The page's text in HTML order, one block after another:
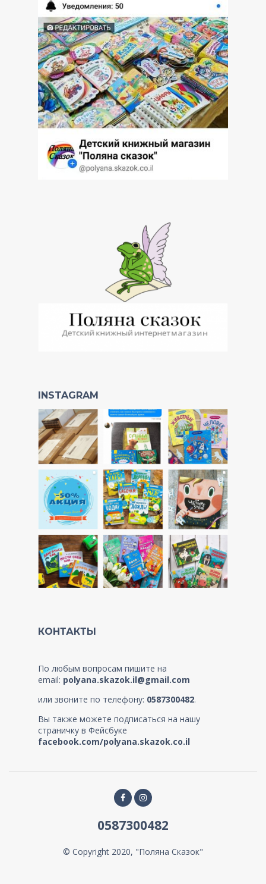
INSTAGRAM
КОНТАКТЫ
По любым вопросам пишите на
email: polyana.skazok.il@gmail.com
или звоните по телефону: 0587300482.
Вы также можете подписаться на нашу
страничку в Фейсбуке
facebook.com/polyana.skazok.co.il
0587300482
© Copyright 2020, "Поляна Сказок"